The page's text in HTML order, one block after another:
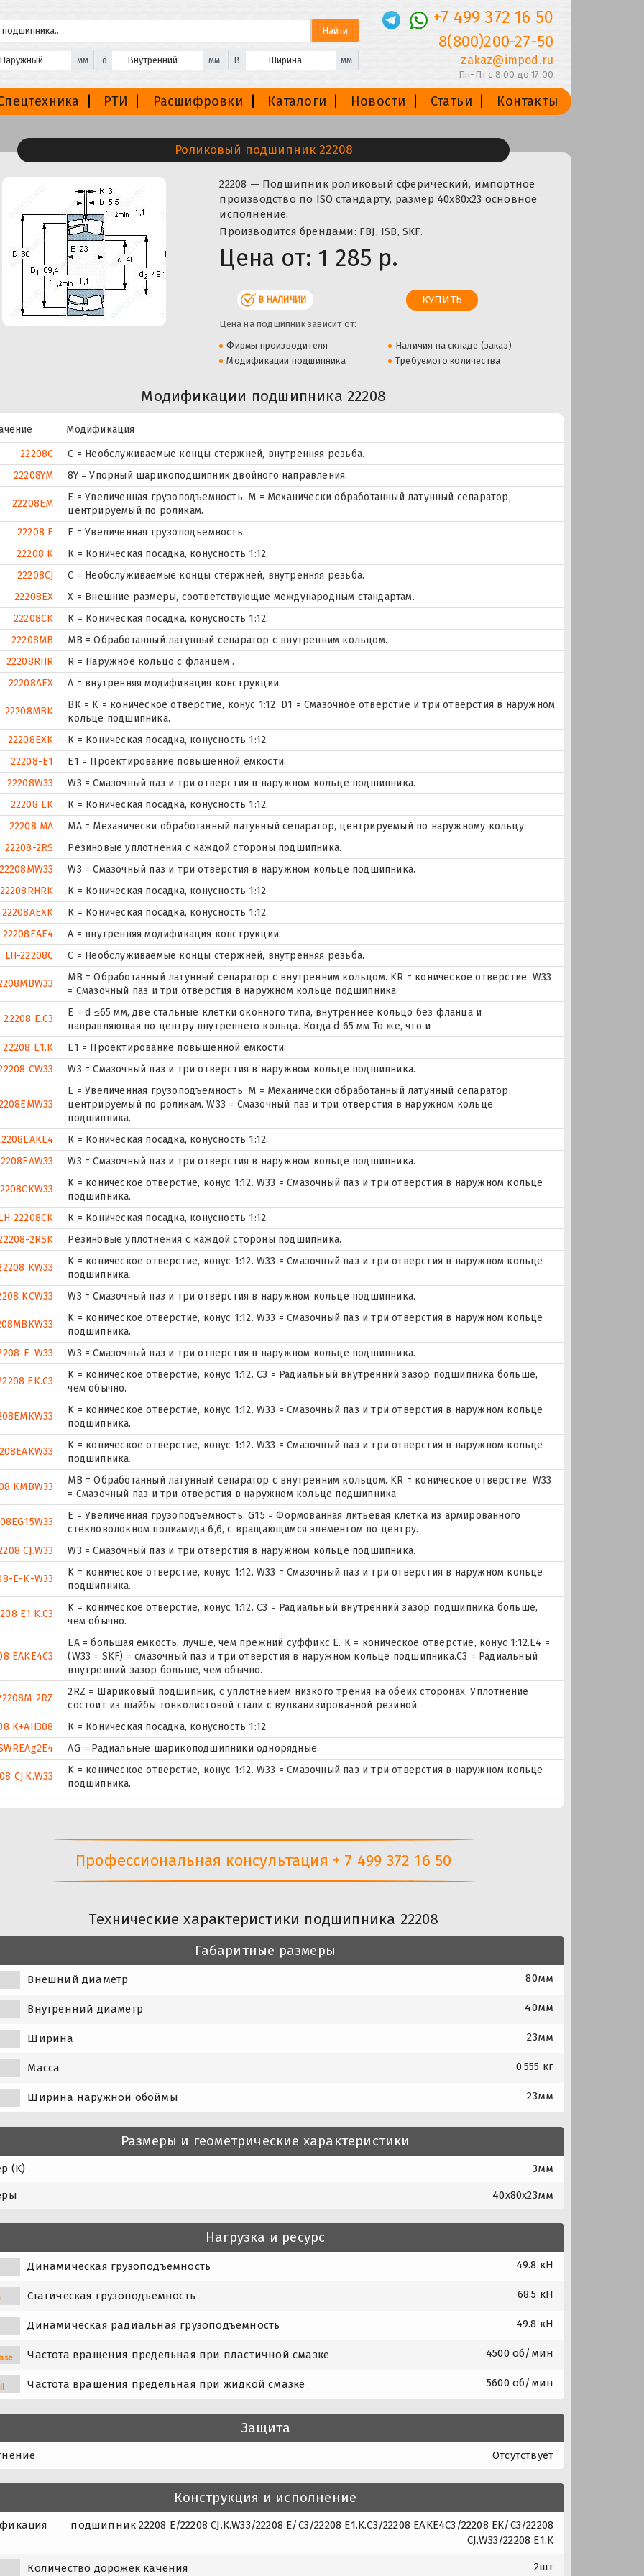
мм d мм B мм
+7 499 372 16 50
8(800)200-27-50
zakaz@impod.ru
Пн-Пт с 8:00 до 17:00
РТИ Расшифровки Каталоги Новости Статьи Контакты
Роликовый подшипник 22208
22208 — Подшипник роликовый сферический, импортное
производство по ISO стандарту, размер 40x80x23 основное
исполнение.
Производится брендами: FBJ, ISB, SKF.
Цена от: 1 285 р.
В НАЛИЧИИ
Цена на подшипник зависит от:
Фирмы производителя
Наличия на складе (заказ)
Модификации подшипника
Требуемого количества
Модификации подшипника 22208
Модификация
22208C
С = Необслуживаемые концы стержней, внутренняя резьба.
22208YM
8Y = Упорный шарикоподшипник двойного направления.
22208EM
E = Увеличенная грузоподъемность. М = Механически обработанный латунный сепаратор,
центрируемый по роликам.
22208 E
Е = Увеличенная грузоподъемность.
22208 K
К = Коническая посадка, конусность 1:12.
22208CJ
С = Необслуживаемые концы стержней, внутренняя резьба.
22208EX
X = Внешние размеры, соответствующие международным стандартам.
22208CK
К = Коническая посадка, конусность 1:12.
22208MB
MB = Обработанный латунный сепаратор с внутренним кольцом.
22208RHR
R = Наружное кольцо с фланцем .
22208AEX
A = внутренняя модификация конструкции.
22208MBK
BK = K = коническое отверстие, конус 1:12. D1 = Смазочное отверстие и три отверстия в наружном
кольце подшипника.
22208EXK
К = Коническая посадка, конусность 1:12.
22208-E1
E1 = Проектирование повышенной емкости.
22208W33
W3 = Смазочный паз и три отверстия в наружном кольце подшипника.
22208 EK
К = Коническая посадка, конусность 1:12.
22208 MA
MA = Механически обработанный латунный сепаратор, центрируемый по наружному кольцу.
22208-2RS
Резиновые уплотнения с каждой стороны подшипника.
22208MW33
W3 = Смазочный паз и три отверстия в наружном кольце подшипника.
22208RHRK
К = Коническая посадка, конусность 1:12.
22208AEXK
К = Коническая посадка, конусность 1:12.
22208EAE4
A = внутренняя модификация конструкции.
LH-22208C
С = Необслуживаемые концы стержней, внутренняя резьба.
MB = Обработанный латунный сепаратор с внутренним кольцом. KR = коническое отверстие. W33
= Смазочный паз и три отверстия в наружном кольце подшипника.
22208 E.C3
E = d ≤65 мм, две стальные клетки оконного типа, внутреннее кольцо без фланца и
направляющая по центру внутреннего кольца. Когда d 65 мм То же, что и
22208 E1.K
E1 = Проектирование повышенной емкости.
CW33
W3 = Смазочный паз и три отверстия в наружном кольце подшипника.
E = Увеличенная грузоподъемность. М = Механически обработанный латунный сепаратор,
центрируемый по роликам. W33 = Смазочный паз и три отверстия в наружном кольце
подшипника.
К = Коническая посадка, конусность 1:12.
W3 = Смазочный паз и три отверстия в наружном кольце подшипника.
K = коническое отверстие, конус 1:12. W33 = Смазочный паз и три отверстия в наружном кольце
подшипника.
22208CK
К = Коническая посадка, конусность 1:12.
2RSK
Резиновые уплотнения с каждой стороны подшипника.
KW33
K = коническое отверстие, конус 1:12. W33 = Смазочный паз и три отверстия в наружном кольце
подшипника.
KCW33
W3 = Смазочный паз и три отверстия в наружном кольце подшипника.
K = коническое отверстие, конус 1:12. W33 = Смазочный паз и три отверстия в наружном кольце
подшипника.
E-W33
W3 = Смазочный паз и три отверстия в наружном кольце подшипника.
EK.C3
K = коническое отверстие, конус 1:12. C3 = Радиальный внутренний зазор подшипника больше,
чем обычно.
K = коническое отверстие, конус 1:12. W33 = Смазочный паз и три отверстия в наружном кольце
подшипника.
K = коническое отверстие, конус 1:12. W33 = Смазочный паз и три отверстия в наружном кольце
подшипника.
KMBW33
MB = Обработанный латунный сепаратор с внутренним кольцом. KR = коническое отверстие. W33
= Смазочный паз и три отверстия в наружном кольце подшипника.
E = Увеличенная грузоподъемность. G15 = Формованная литьевая клетка из армированного
стекловолокном полиамида 6,6, с вращающимся элементом по центру.
CJ.W33
W3 = Смазочный паз и три отверстия в наружном кольце подшипника.
E-K-W33
K = коническое отверстие, конус 1:12. W33 = Смазочный паз и три отверстия в наружном кольце
подшипника.
E1.K.C3
K = коническое отверстие, конус 1:12. C3 = Радиальный внутренний зазор подшипника больше,
чем обычно.
EAKE4C3
EA = большая емкость, лучше, чем прежний суффикс E. K = коническое отверстие, конус 1:12.E4 =
(W33 = SKF) = смазочный паз и три отверстия в наружном кольце подшипника.C3 = Радиальный
внутренний зазор больше, чем обычно.
2RZ
2RZ = Шариковый подшипник, с уплотнением низкого трения на обеих сторонах. Уплотнение
состоит из шайбы тонколистовой стали с вулканизированной резиной.
K+AH308
К = Коническая посадка, конусность 1:12.
AG = Радиальные шарикоподшипники однорядные.
CJ.K.W33
K = коническое отверстие, конус 1:12. W33 = Смазочный паз и три отверстия в наружном кольце
подшипника.
Профессиональная консультация + 7 499 372 16 50
Технические характеристики подшипника 22208
Габаритные размеры
Внешний диаметр 80мм
Внутренний диаметр 40мм
Ширина 23мм
Масса 0.555 кг
Ширина наружной обоймы 23мм
Размеры и геометрические характеристики
(K) 3мм
40x80x23мм
Нагрузка и ресурс
Динамическая грузоподъемность 49.8 кН
Статическая грузоподъемность 68.5 кН
Динамическая радиальная грузоподъемность 49.8 кН
Частота вращения предельная при пластичной смазке 4500 об/мин
Частота вращения предельная при жидкой смазке 5600 об/мин
Защита
Отсутствует
Конструкция и исполнение
подшипник 22208 E/22208 CJ.K.W33/22208 E/C3/22208 E1.K.C3/22208 EAKE4C3/22208 EK/C3/22208
CJ.W33/22208 E1.K
Количество дорожек качения 2шт